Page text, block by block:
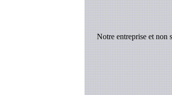
Notre entreprise et non